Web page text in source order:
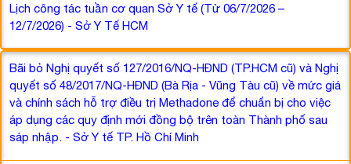
Lịch công tác tuần cơ quan Sở Y tế (Từ 06/7/2026 –
12/7/2026) - Sở Y Tế HCM
Bãi bỏ Nghị quyết số 127/2016/NQ-HĐND (TP.HCM cũ) và Nghị
quyết số 48/2017/NQ-HĐND (Bà Rịa - Vũng Tàu cũ) về mức giá
và chính sách hỗ trợ điều trị Methadone để chuẩn bị cho việc
áp dụng các quy định mới đồng bộ trên toàn Thành phố sau
sáp nhập. - Sở Y tế TP. Hồ Chí Minh